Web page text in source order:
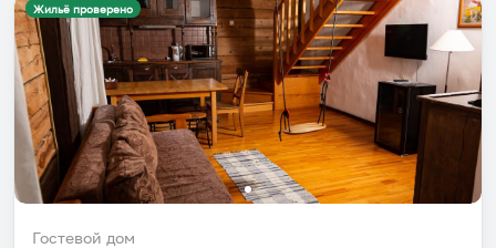
Жильё проверено
Гостевой дом